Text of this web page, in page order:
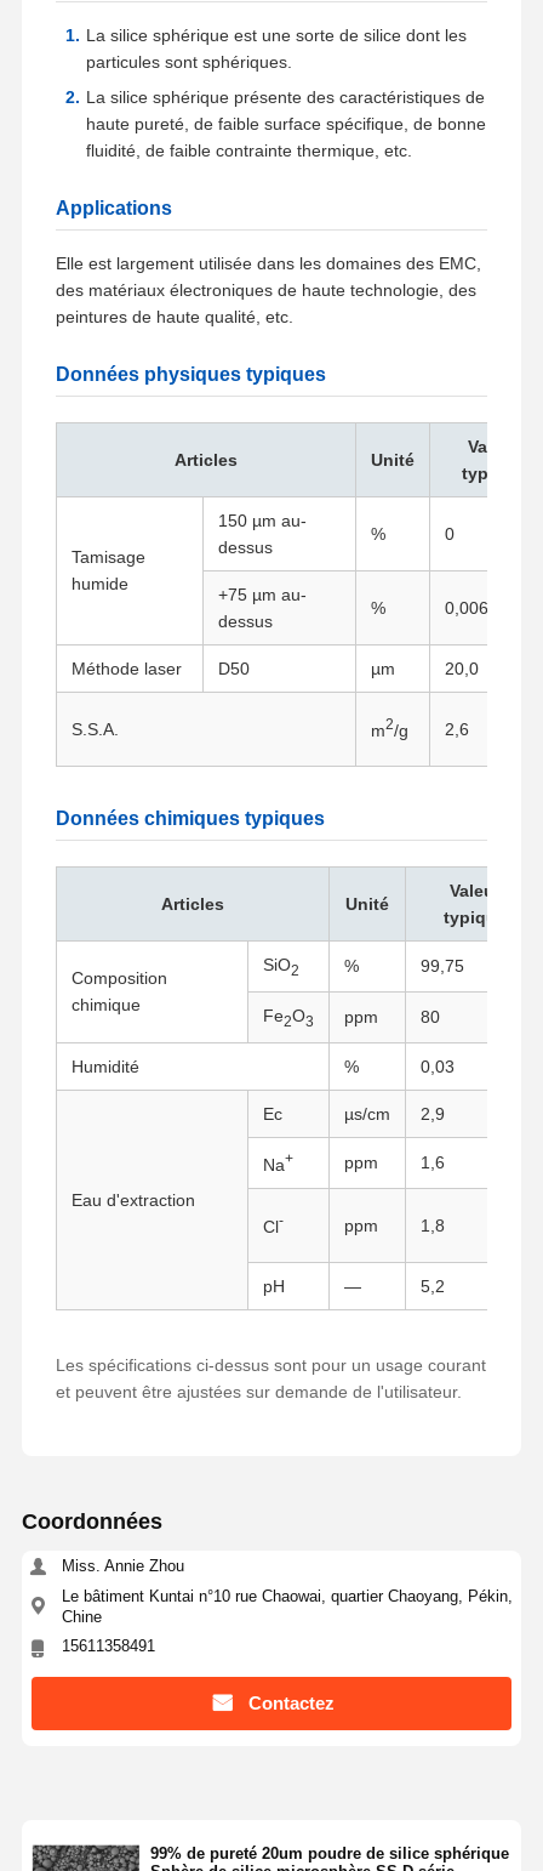
Poudre de silice sphérique
Nanosphères de silice
Cosmétiques Microsphères de Silice
poudre sphérique d'alumine
La silice sphérique est une sorte de silice dont les
particules sont sphériques.
La silice sphérique présente des caractéristiques de
haute pureté, de faible surface spécifique, de bonne
fluidité, de faible contrainte thermique, etc.
Applications
Elle est largement utilisée dans les domaines des EMC,
des matériaux électroniques de haute technologie, des
peintures de haute qualité, etc.
Données physiques typiques
Articles Unité
Valeur
typique
Tamisage
humide
150 µm au-
dessus
% 0
+75 µm au-
dessus
% 0,0064
Méthode laser D50 µm 20,0
S.S.A. m2/g 2,6
Données chimiques typiques
Articles Unité
Valeur
typique
Composition
chimique
SiO2 % 99,75
Fe2O3 ppm 80
Humidité % 0,03
Eau d'extraction
Ec µs/cm 2,9
Na+ ppm 1,6
Cl- ppm 1,8
pH — 5,2
Les spécifications ci-dessus sont pour un usage courant
et peuvent être ajustées sur demande de l'utilisateur.
Coordonnées
Miss. Annie Zhou
Le bâtiment Kuntai n°10 rue Chaowai, quartier Chaoyang, Pékin,
Chine
15611358491
Contactez
99% de pureté 20um poudre de silice sphérique